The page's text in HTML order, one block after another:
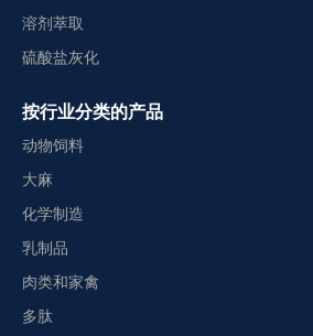
溶剂萃取
硫酸盐灰化
按行业分类的产品
动物饲料
大麻
化学制造
乳制品
肉类和家禽
多肽